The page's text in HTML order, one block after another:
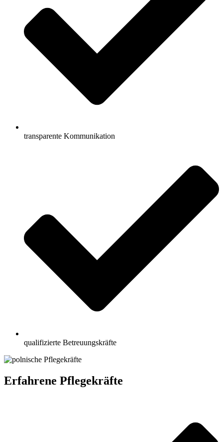
transparente Kommunikation
qualifizierte Betreuungskräfte
Erfahrene Pflegekräfte